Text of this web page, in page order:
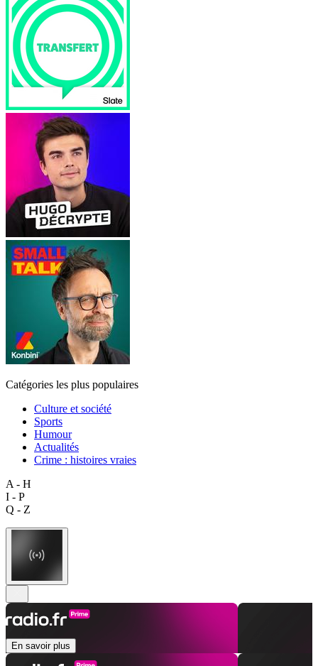
Catégories les plus populaires
Culture et société
Sports
Humour
Actualités
Crime : histoires vraies
A - H
I - P
Q - Z
En savoir plus